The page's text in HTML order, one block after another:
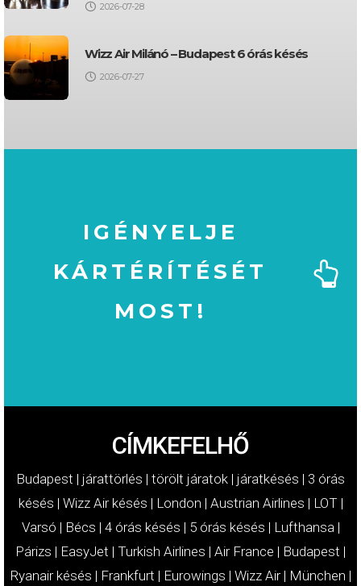
2026-07-28
Wizz Air Milánó – Budapest 6 órás késés
2026-07-27
IGÉNYELJE
KÁRTÉRÍTÉSÉT
MOST!
CÍMKEFELHŐ
Budapest | járattörlés | törölt járatok | járatkésés | 3 órás
késés | Wizz Air késés | London | Austrian Airlines | LOT|
Varsó | Bécs | 4 órás késés | 5 órás késés | Lufthansa|
Párizs | EasyJet | Turkish Airlines | Air France | Budapest |
Ryanair késés | Frankfurt | Eurowings | Wizz Air| München |